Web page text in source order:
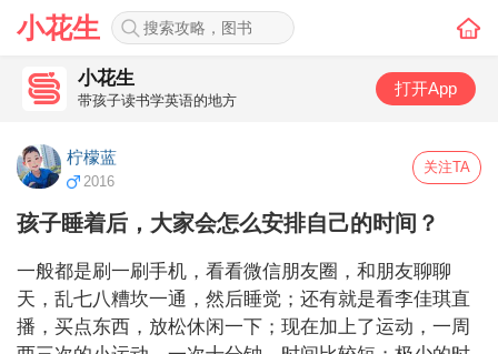
小花生
小花生
带孩子读书学英语的地方
打开App
柠檬蓝
2016
关注TA
孩子睡着后，大家会怎么安排自己的时间？
一般都是刷一刷手机，看看微信朋友圈，和朋友聊聊
天，乱七八糟坎一通，然后睡觉；还有就是看李佳琪直
播，买点东西，放松休闲一下；现在加上了运动，一周